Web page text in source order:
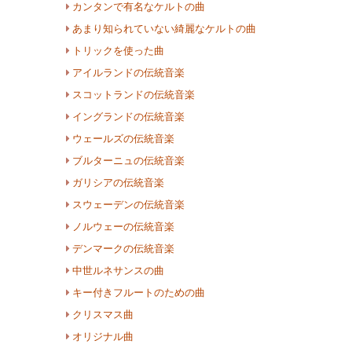
カンタンで有名なケルトの曲
あまり知られていない綺麗なケルトの曲
トリックを使った曲
アイルランドの伝統音楽
スコットランドの伝統音楽
イングランドの伝統音楽
ウェールズの伝統音楽
ブルターニュの伝統音楽
ガリシアの伝統音楽
スウェーデンの伝統音楽
ノルウェーの伝統音楽
デンマークの伝統音楽
中世ルネサンスの曲
キー付きフルートのための曲
クリスマス曲
オリジナル曲